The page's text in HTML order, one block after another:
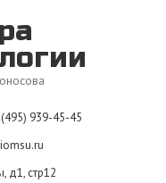
939-45-45
д1, стр12